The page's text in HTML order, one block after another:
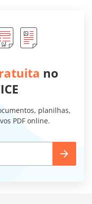
no
planilhas,
PDF online.